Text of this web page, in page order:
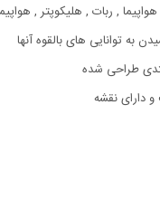
, ربات , هلیکوپتر ,
به توانایی های بالقوه آنها
طراحی شده
دارای نقشه